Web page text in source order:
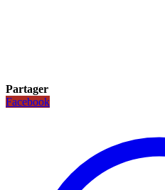
Partager
Facebook